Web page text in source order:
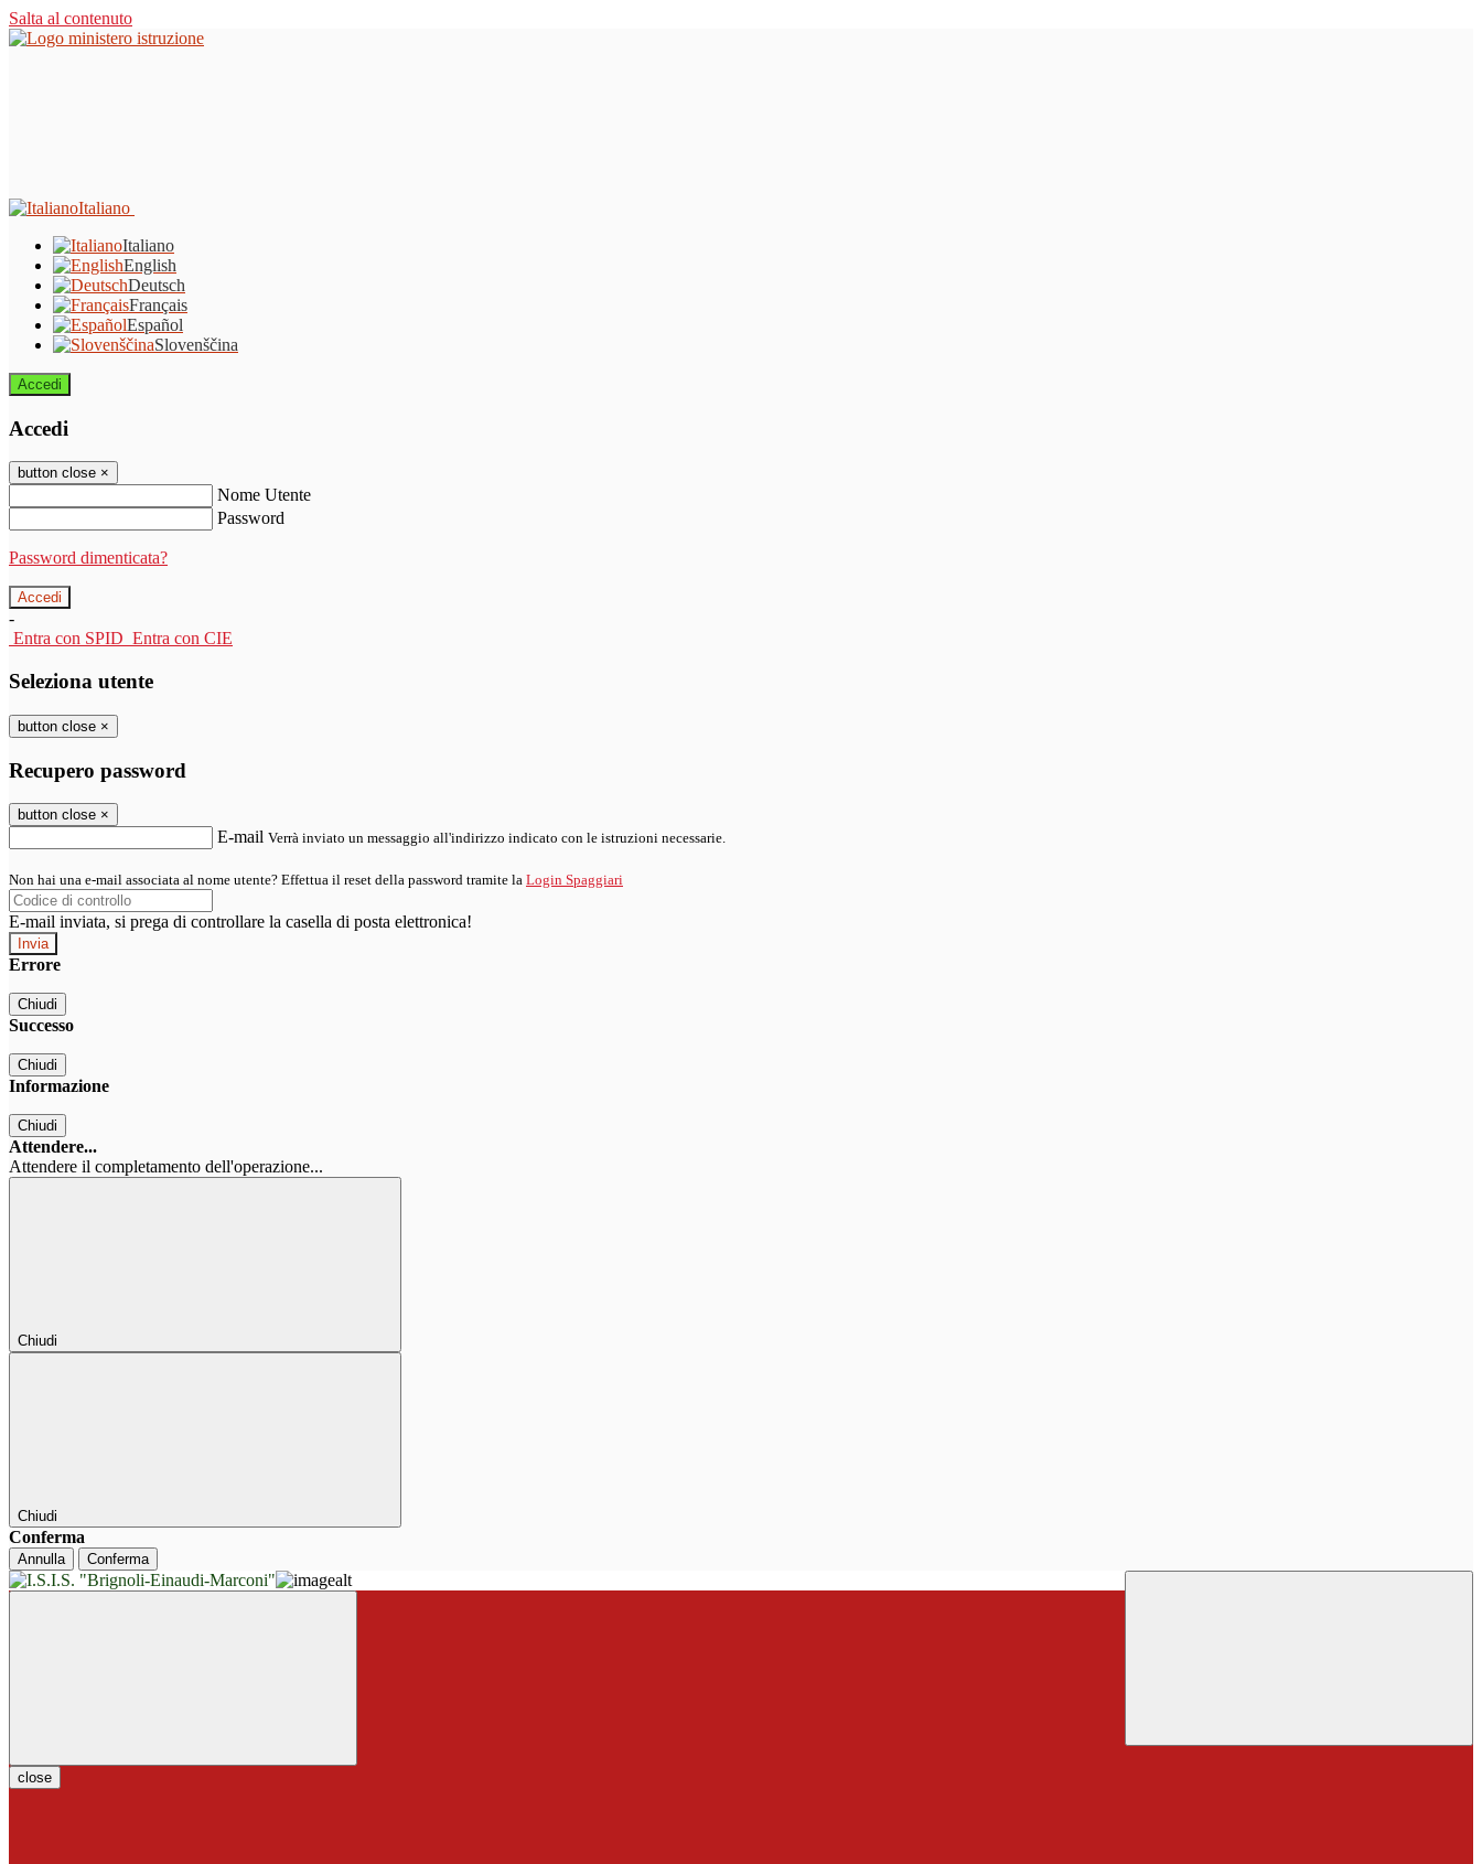
Salta al contenuto
Italiano
Italiano
English
Deutsch
Français
Español
Slovenščina
Accedi
Accedi
button close ×
Nome Utente
Password
Password dimenticata?
-
Entra con SPID Entra con CIE
Seleziona utente
button close ×
Recupero password
button close ×
E-mail Verrà inviato un messaggio all'indirizzo indicato con le istruzioni necessarie.
Non hai una e-mail associata al nome utente? Effettua il reset della password tramite la Login Spaggiari
E-mail inviata, si prega di controllare la casella di posta elettronica!
Errore
Chiudi
Successo
Chiudi
Informazione
Chiudi
Attendere...
Attendere il completamento dell'operazione...
Chiudi
Chiudi
Conferma
Annulla Conferma
close